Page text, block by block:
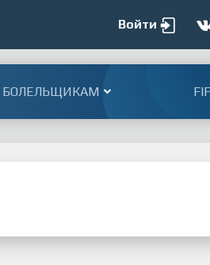
Войти
БОЛЕЛЬЩИКАМ